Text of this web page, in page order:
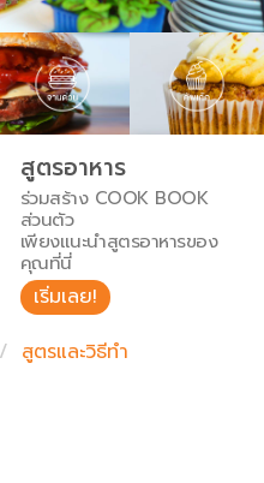
วง
ถุดิบ
สูตรอาหาร
ร่วมสร้าง COOK BOOK
ส่วนตัว
เพียงแนะนำสูตรอาหารของ
คุณที่นี่
เริ่มเลย!
สูตรและวิธีทำ